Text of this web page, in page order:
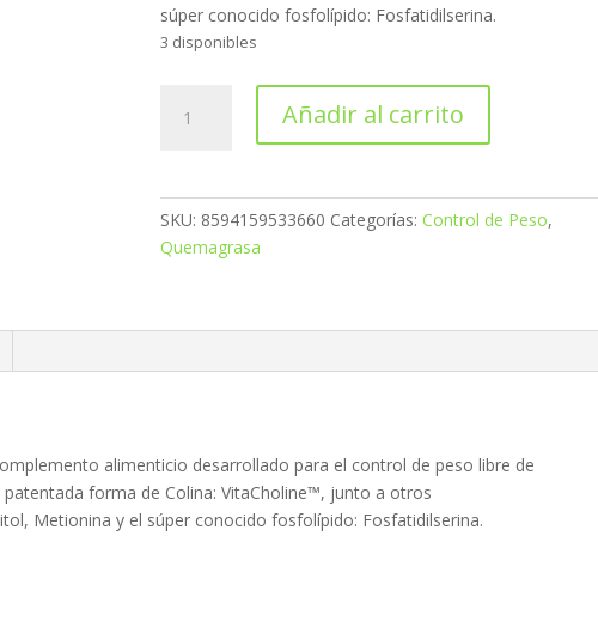
súper conocido fosfolípido: Fosfatidilserina.
3 disponibles
Añadir al carrito
SKU: 8594159533660 Categorías:Control de Peso,
Quemagrasa
alimenticio desarrollado para el control de peso libre de
forma de Colina: VitaCholine™, junto a otros
Metionina y el súper conocido fosfolípido: Fosfatidilserina.